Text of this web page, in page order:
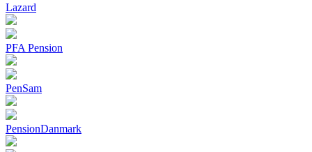
Lazard
PFA Pension
PenSam
PensionDanmark